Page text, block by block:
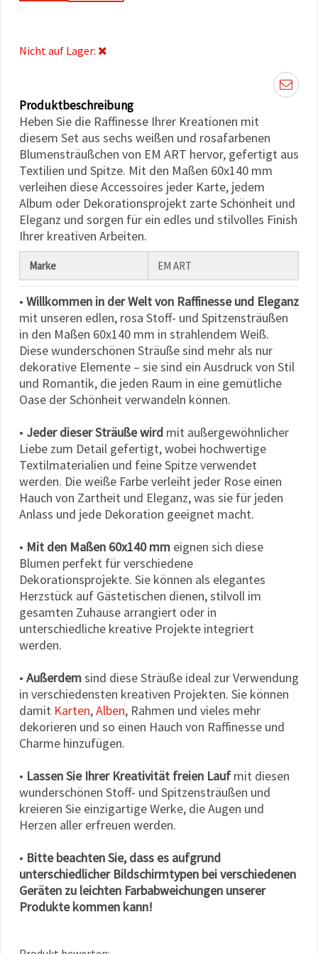
widerrufen.
Alle
akzeptieren
Cookie-
Einstellungen
Nicht auf Lager:
Produktbeschreibung
Heben Sie die Raffinesse Ihrer Kreationen mit
diesem Set aus sechs weißen und rosafarbenen
Blumensträußchen von EM ART hervor, gefertigt aus
Textilien und Spitze. Mit den Maßen 60x140 mm
verleihen diese Accessoires jeder Karte, jedem
Album oder Dekorationsprojekt zarte Schönheit und
Eleganz und sorgen für ein edles und stilvolles Finish
Ihrer kreativen Arbeiten.
Marke EM ART
• Willkommen in der Welt von Raffinesse und Eleganz
mit unseren edlen, rosa Stoff- und Spitzensträußen
in den Maßen 60x140 mm in strahlendem Weiß.
Diese wunderschönen Sträuße sind mehr als nur
dekorative Elemente – sie sind ein Ausdruck von Stil
und Romantik, die jeden Raum in eine gemütliche
Oase der Schönheit verwandeln können.
• Jeder dieser Sträuße wird mit außergewöhnlicher
Liebe zum Detail gefertigt, wobei hochwertige
Textilmaterialien und feine Spitze verwendet
werden. Die weiße Farbe verleiht jeder Rose einen
Hauch von Zartheit und Eleganz, was sie für jeden
Anlass und jede Dekoration geeignet macht.
• Mit den Maßen 60x140 mm eignen sich diese
Blumen perfekt für verschiedene
Dekorationsprojekte. Sie können als elegantes
Herzstück auf Gästetischen dienen, stilvoll im
gesamten Zuhause arrangiert oder in
unterschiedliche kreative Projekte integriert
werden.
• Außerdemsind diese Sträuße ideal zur Verwendung
in verschiedensten kreativen Projekten. Sie können
damit Karten,Alben, Rahmen und vieles mehr
dekorieren und so einen Hauch von Raffinesse und
Charme hinzufügen.
• Lassen Sie Ihrer Kreativität freien Laufmit diesen
wunderschönen Stoff- und Spitzensträußen und
kreieren Sie einzigartige Werke, die Augen und
Herzen aller erfreuen werden.
• Bitte beachten Sie, dass es aufgrund
unterschiedlicher Bildschirmtypen bei verschiedenen
Geräten zu leichten Farbabweichungen unserer
Produkte kommen kann!